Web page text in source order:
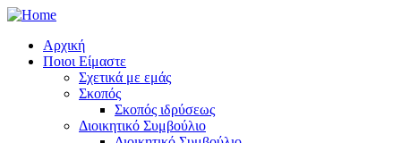
Αρχική
Ποιοι Είμαστε
Σχετικά με εμάς
Σκοπός
Σκοπός ιδρύσεως
Διοικητικό Συμβούλιο